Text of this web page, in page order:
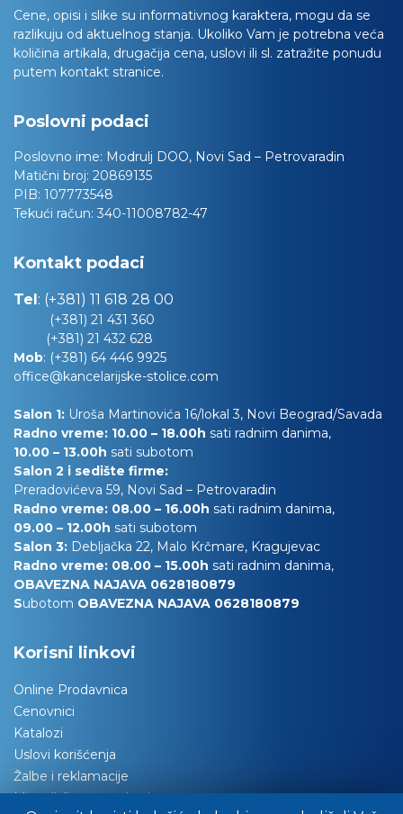
Cene, opisi i slike su informativnog karaktera, mogu da se
razlikuju od aktuelnog stanja. Ukoliko Vam je potrebna veća
količina artikala, drugačija cena, uslovi ili sl. zatražite ponudu
putem kontakt stranice.
Poslovni podaci
Poslovno ime: Modrulj DOO, Novi Sad – Petrovaradin
Matični broj: 20869135
PIB: 107773548
Tekući račun: 340-11008782-47
Kontakt podaci
Tel: (+381) 11 618 28 00
(+381) 21 431 360
(+381) 21 432 628
Mob: (+381) 64 446 9925
office@kancelarijske-stolice.com
Salon 1: Uroša Martinovića 16/lokal 3, Novi Beograd/Savada
Radno vreme: 10.00 – 18.00h sati radnim danima,
10.00 – 13.00h sati subotom
Salon 2 i sedište firme:
Preradovićeva 59, Novi Sad – Petrovaradin
Radno vreme: 08.00 – 16.00h sati radnim danima,
09.00 – 12.00h sati subotom
Salon 3: Debljačka 22, Malo Krčmare, Kragujevac
Radno vreme: 08.00 – 15.00h sati radnim danima,
OBAVEZNA NAJAVA 0628180879
Subotom OBAVEZNA NAJAVA 0628180879
Korisni linkovi
Online Prodavnica
Cenovnici
Katalozi
Uslovi korišćenja
Žalbe i reklamacije
Materijali za tapaciranje